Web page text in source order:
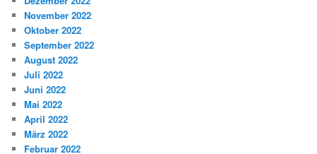
November 2022
Oktober 2022
September 2022
August 2022
Juli 2022
Juni 2022
Mai 2022
April 2022
März 2022
Februar 2022